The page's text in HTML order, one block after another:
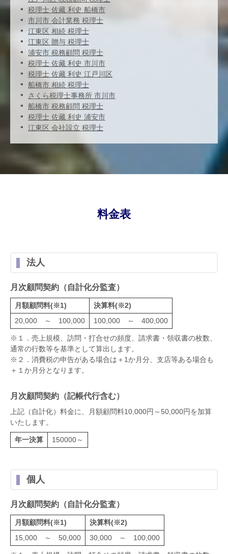
税理士 佐藏 利史 船橋市
市川市 会計業務 税理士
江東区 相続 税理士
江東区 贈与 税理士
浦安市 税務顧問 税理士
税理士 佐藏 利史 市川市
税理士 佐藏 利史 江戸川区
船橋市 相続 税理士
さくら税理士事務所 市川市
船橋市 税務顧問 税理士
税理士 佐藏 利史 浦安市
江東区 会社設立 税理士
料金表
法人
月次顧問契約（自計化分監査）
月額顧問料(※1)
決算料(※2)
20,000 ～ 100,000
100,000 ～ 400,000
※１．売上規模、訪問・打合せの頻度、請求書・領収書の枚数、
通常の行数等を基準として算出します。
※２．消費税の申告がある場合は＋1か月分、支店等ある場合も
＋１か月分となります。
月次顧問契約（記帳代行含む）
上記（自計化）料金に、月額顧問料10,000円～50,000円を加算
いたします。
年一決算 150000～
個人
月次顧問契約（自計化分監査）
月額顧問料(※1)
決算料(※2)
15,000 ～ 50,000
30,000 ～ 100,000